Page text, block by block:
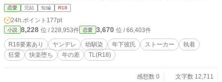
はなぜか頑なに自分の部屋へ私を入れてくれようとしない。「何か隠し事をして
るの？」不安に駆られた私が無理やり踏み込んだ彼の部屋、そこに広がっていた
のは――。 「逃がさないよ、お姉ちゃん」 爽やかな仮面を脱ぎ捨て、支配欲を
剥き出しにしたトモくんにベッドへ押し倒されて。優しかったはずの指と舌が、
私の弱点を容赦なく抉り、甘い毒のように理性を溶かしていく。 執着まみれの
ヤンデレ幼馴染に身も心も暴かれ、快楽の奥底へと堕とされていく、緊迫のTL
調教ロマンス！ ※本作はpixivに公開したサンプル版です。フルバージョンはFA
恋愛 完結 短編 R18
24h.ポイント 177pt
小説 8,228 位 / 228,953件 恋愛 3,670 位 / 66,403件
R18要素あり ヤンデレ 幼馴染 年下彼氏 ストーカー
執着
狂愛
快楽堕ち 年の差 TL(R18)
感想数 0
文字数 12,711